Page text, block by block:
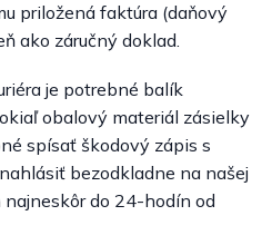
priložená faktúra (daňový
ako záručný doklad.
je potrebné balík
obalový materiál zásielky
spísať škodový zápis s
bezodkladne na našej
do 24-hodín od